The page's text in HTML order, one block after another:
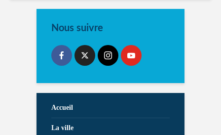
Nous suivre
Accueil
La ville